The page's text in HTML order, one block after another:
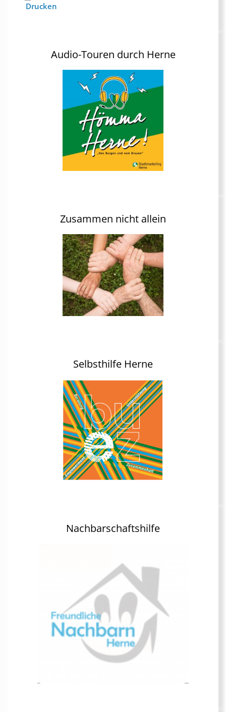
Drucken
Audio-Touren durch Herne
Zusammen nicht allein
Selbsthilfe Herne
Nachbarschaftshilfe